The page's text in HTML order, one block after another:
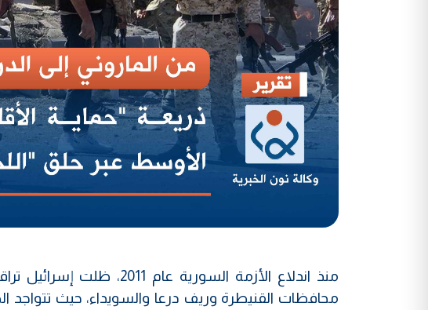
منذ اندلاع الأزمة
محافظات القنيطرة وريف درعا والسويداء، حيث تتواجد